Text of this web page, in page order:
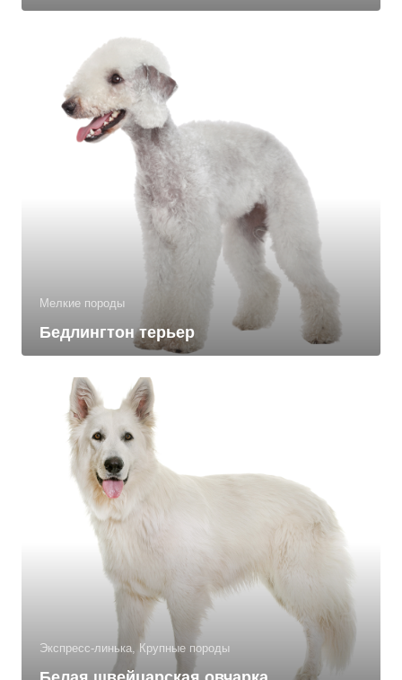
Мелкие породы
Бедлингтон терьер
Экспресс-линька, Крупные породы